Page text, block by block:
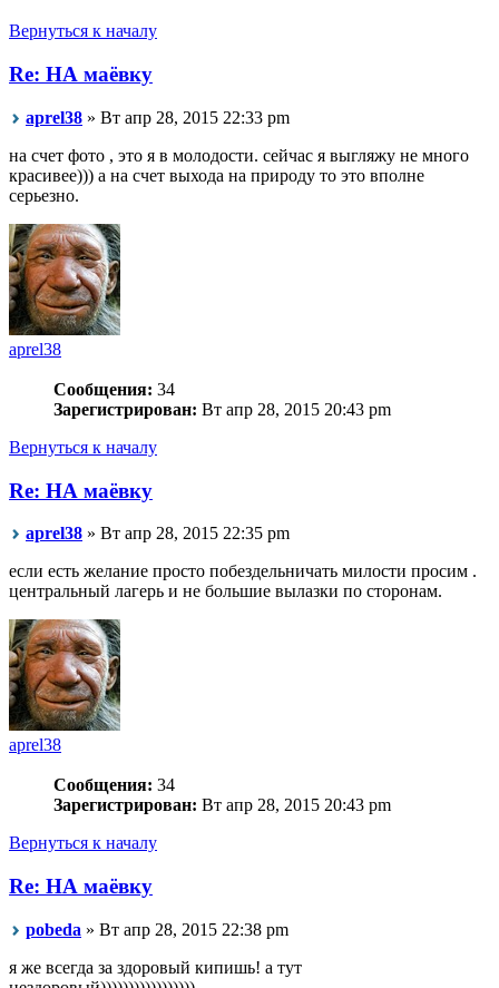
Вернуться к началу
Re: НА маёвку
aprel38 » Вт апр 28, 2015 22:33 pm
на счет фото , это я в молодости. сейчас я выгляжу не много
красивее))) а на счет выхода на природу то это вполне
серьезно.
aprel38
Сообщения: 34
Зарегистрирован: Вт апр 28, 2015 20:43 pm
Вернуться к началу
Re: НА маёвку
aprel38 » Вт апр 28, 2015 22:35 pm
если есть желание просто побездельничать милости просим .
центральный лагерь и не большие вылазки по сторонам.
aprel38
Сообщения: 34
Зарегистрирован: Вт апр 28, 2015 20:43 pm
Вернуться к началу
Re: НА маёвку
pobeda » Вт апр 28, 2015 22:38 pm
я же всегда за здоровый кипишь! а тут